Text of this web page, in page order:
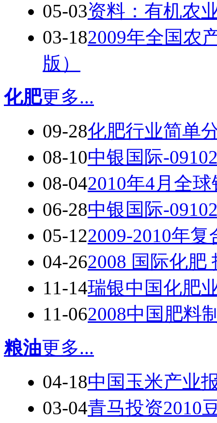
05-03资料：有机农
03-182009年全国农
版）
化肥更多...
09-28化肥行业简单
08-10中银国际-
08-042010年4月全
06-28中银国际-
05-122009-2010年
04-262008 国际化肥
11-14瑞银中国化肥
11-062008中国肥料
粮油更多...
04-18中国玉米产业
03-04青马投资2010